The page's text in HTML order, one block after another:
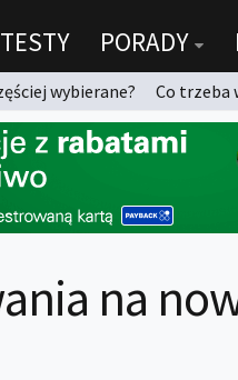
TESTY PORADY
wybierane? Co trzeba
na